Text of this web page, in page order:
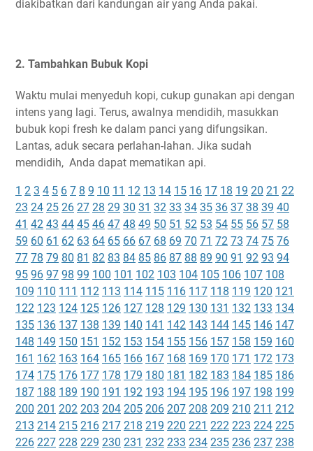
diakibatkan dari kandungan air yang Anda pakai.
2. Tambahkan Bubuk Kopi
Waktu mulai menyeduh kopi, cukup gunakan api dengan
intens yang lagi. Terus, awalnya mendidih, masukkan
bubuk kopi fresh ke dalam panci yang difungsikan.
Lantas, aduk secara perlahan-lahan. Jika sudah
mendidih, Anda dapat mematikan api.
1 2 3 4 5 6 7 8 9 10 11 12 13 14 15 16 17 18 19 20 21 22
23 24 25 26 27 28 29 30 31 32 33 34 35 36 37 38 39 40
41 42 43 44 45 46 47 48 49 50 51 52 53 54 55 56 57 58
59 60 61 62 63 64 65 66 67 68 69 70 71 72 73 74 75 76
77 78 79 80 81 82 83 84 85 86 87 88 89 90 91 92 93 94
95 96 97 98 99 100 101 102 103 104 105 106 107 108
109 110 111 112 113 114 115 116 117 118 119 120 121
122 123 124 125 126 127 128 129 130 131 132 133 134
135 136 137 138 139 140 141 142 143 144 145 146 147
148 149 150 151 152 153 154 155 156 157 158 159 160
161 162 163 164 165 166 167 168 169 170 171 172 173
174 175 176 177 178 179 180 181 182 183 184 185 186
187 188 189 190 191 192 193 194 195 196 197 198 199
200 201 202 203 204 205 206 207 208 209 210 211 212
213 214 215 216 217 218 219 220 221 222 223 224 225
226 227 228 229 230 231 232 233 234 235 236 237 238